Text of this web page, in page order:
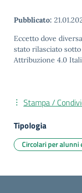
Pubblicato:
Eccetto dove
stato rilasciato
Attribuzione 4.0
Stampa /
Tipologia
Circolari per alunni